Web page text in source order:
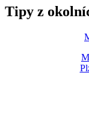
Tipy z